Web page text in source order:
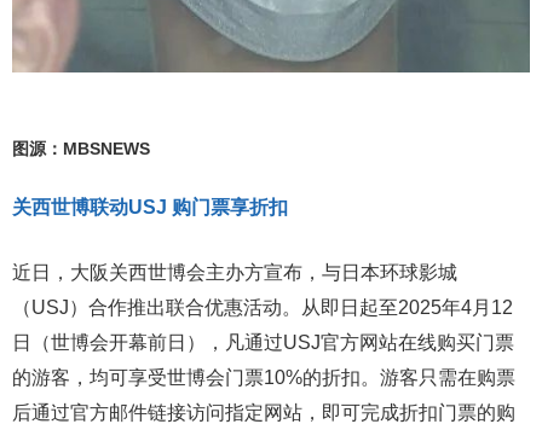
图源：MBSNEWS
关西世博联动USJ 购门票享折扣
近日，大阪关西世博会主办方宣布，与日本环球影城
（USJ）合作推出联合优惠活动。从即日起至2025年4月12
日（世博会开幕前日），凡通过USJ官方网站在线购买门票
的游客，均可享受世博会门票10%的折扣。游客只需在购票
后通过官方邮件链接访问指定网站，即可完成折扣门票的购